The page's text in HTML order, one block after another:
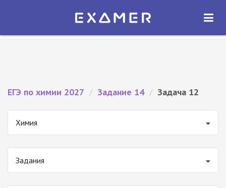
Экзамер — ЕГЭ 2027
ОТКРЫТЬ
ЕГЭ по химии 2027 / Задание 14 / Задача 12
Химия
Задания